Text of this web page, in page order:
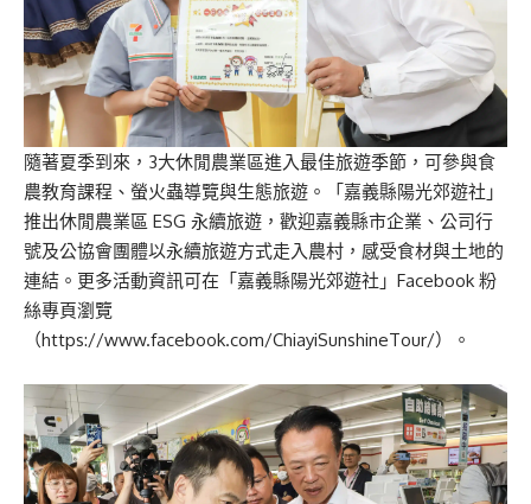
隨著夏季到來，3大休閒農業區進入最佳旅遊季節，可參與食
農教育課程、螢火蟲導覽與生態旅遊。「嘉義縣陽光郊遊社」
推出休閒農業區 ESG 永續旅遊，歡迎嘉義縣市企業、公司行
號及公協會團體以永續旅遊方式走入農村，感受食材與土地的
連結。更多活動資訊可在「嘉義縣陽光郊遊社」Facebook 粉
絲專頁瀏覽
（https://www.facebook.com/ChiayiSunshineTour/）。